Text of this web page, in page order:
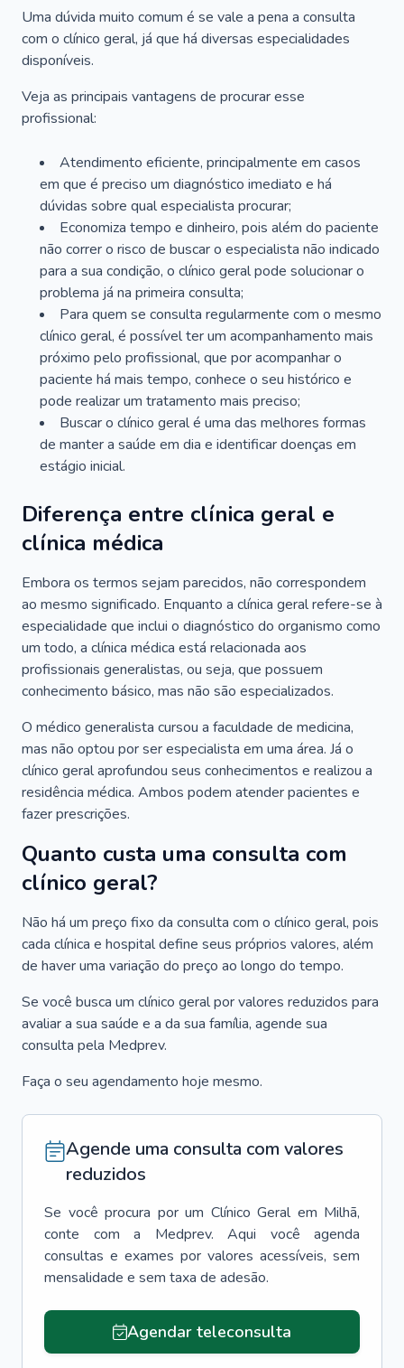
Uma dúvida muito comum é se vale a pena a consulta
com o clínico geral, já que há diversas especialidades
disponíveis.
Veja as principais vantagens de procurar esse
profissional:
Atendimento eficiente, principalmente em casos
em que é preciso um diagnóstico imediato e há
dúvidas sobre qual especialista procurar;
Economiza tempo e dinheiro, pois além do paciente
não correr o risco de buscar o especialista não indicado
para a sua condição, o clínico geral pode solucionar o
problema já na primeira consulta;
Para quem se consulta regularmente com o mesmo
clínico geral, é possível ter um acompanhamento mais
próximo pelo profissional, que por acompanhar o
paciente há mais tempo, conhece o seu histórico e
pode realizar um tratamento mais preciso;
Buscar o clínico geral é uma das melhores formas
de manter a saúde em dia e identificar doenças em
estágio inicial.
Diferença entre clínica geral e
clínica médica
Embora os termos sejam parecidos, não correspondem
ao mesmo significado. Enquanto a clínica geral refere-se à
especialidade que inclui o diagnóstico do organismo como
um todo, a clínica médica está relacionada aos
profissionais generalistas, ou seja, que possuem
conhecimento básico, mas não são especializados.
O médico generalista cursou a faculdade de medicina,
mas não optou por ser especialista em uma área. Já o
clínico geral aprofundou seus conhecimentos e realizou a
residência médica. Ambos podem atender pacientes e
fazer prescrições.
Quanto custa uma consulta com
clínico geral?
Não há um preço fixo da consulta com o clínico geral, pois
cada clínica e hospital define seus próprios valores, além
de haver uma variação do preço ao longo do tempo.
Se você busca um clínico geral por valores reduzidos para
avaliar a sua saúde e a da sua família, agende sua
consulta pela Medprev.
Faça o seu agendamento hoje mesmo.
Agende uma consulta com valores
reduzidos
Se você procura por um Clínico Geral em Milhã,
conte com a Medprev. Aqui você agenda
consultas e exames por valores acessíveis, sem
mensalidade e sem taxa de adesão.
Agendar teleconsulta